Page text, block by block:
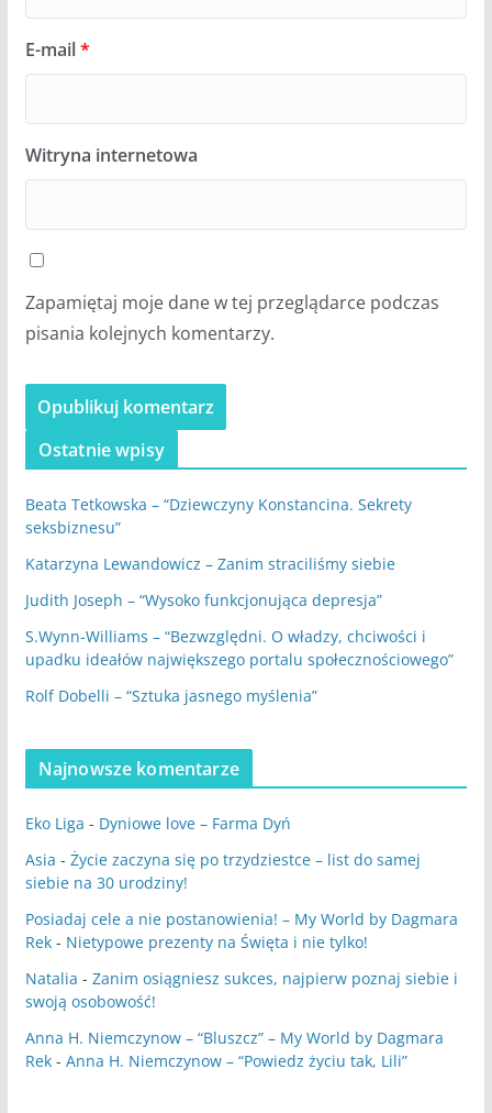
E-mail*
Witryna internetowa
Zapamiętaj moje dane w tej przeglądarce podczas
pisania kolejnych komentarzy.
Ostatnie wpisy
Beata Tetkowska – “Dziewczyny Konstancina. Sekrety
seksbiznesu”
Katarzyna Lewandowicz – Zanim straciliśmy siebie
Judith Joseph – “Wysoko funkcjonująca depresja”
S.Wynn-Williams – “Bezwzględni. O władzy, chciwości i
upadku ideałów największego portalu społecznościowego”
Rolf Dobelli – “Sztuka jasnego myślenia”
Najnowsze komentarze
Eko Liga - Dyniowe love – Farma Dyń
Asia - Życie zaczyna się po trzydziestce – list do samej
siebie na 30 urodziny!
Posiadaj cele a nie postanowienia! – My World by Dagmara
Rek- Nietypowe prezenty na Święta i nie tylko!
Natalia - Zanim osiągniesz sukces, najpierw poznaj siebie i
swoją osobowość!
Anna H. Niemczynow – “Bluszcz” – My World by Dagmara
Rek- Anna H. Niemczynow – “Powiedz życiu tak, Lili”